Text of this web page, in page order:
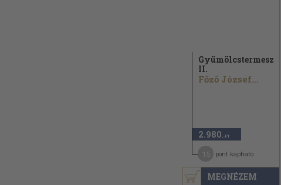
MEGNÉZEM
Gyümölcstermesztés
II.
Főző József...
2.980 ,-Ft
pont kapható